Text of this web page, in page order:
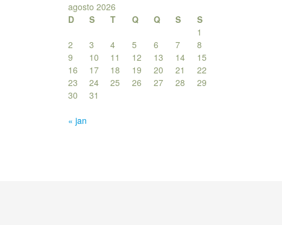
agosto 2026
D
S T Q Q S
S
1
2
3 4 5 6 7
8
9
10 11 12 13 14
15
16
17 18 19 20 21
22
23
24 25 26 27 28
29
30
31
« jan